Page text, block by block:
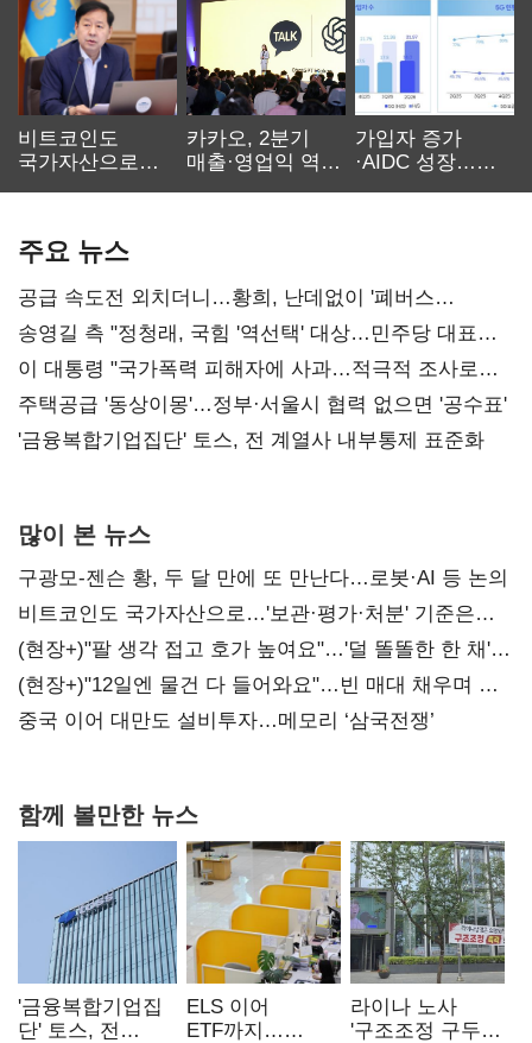
비트코인도
국가자산으로…'
카카오, 2분기
매출·영업익 역대
가입자 증가
·AIDC 성장…
주요 뉴스
공급 속도전 외치더니…황희, 난데없이 '폐버스
리모델링' 제안
송영길 측 "정청래, 국힘 '역선택' 대상…민주당 대표로
총선 지휘 못해"
이 대통령 "국가폭력 피해자에 사과…적극적 조사로
진실 밝혀야"
주택공급 '동상이몽'…정부·서울시 협력 없으면 '공수표'
'금융복합기업집단' 토스, 전 계열사 내부통제 표준화
많이 본 뉴스
구광모-젠슨 황, 두 달 만에 또 만난다…로봇·AI 등 논의
비트코인도 국가자산으로…'보관·평가·처분' 기준은
숙제
(현장+)"팔 생각 접고 호가 높여요"…'덜 똘똘한 한 채'
20억 키맞추기
(현장+)"12일엔 물건 다 들어와요"…빈 매대 채우며 문
연 홈플러스
중국 이어 대만도 설비투자…메모리 ‘삼국전쟁’
함께 볼만한 뉴스
'금융복합기업집
단' 토스, 전
ELS 이어
ETF까지…
라이나 노사
'구조조정 구두